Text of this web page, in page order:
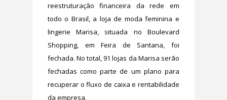
reestruturação financeira da rede em
todo o Brasil, a loja de moda feminina e
lingerie Marisa, situada no Boulevard
Shopping, em Feira de Santana, foi
fechada. No total, 91 lojas da Marisa serão
fechadas como parte de um plano para
recuperar o fluxo de caixa e rentabilidade
da empresa.